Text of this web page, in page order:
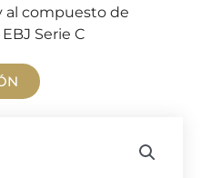
al compuesto de
Serie C